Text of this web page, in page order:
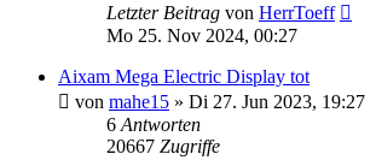
Letzter Beitrag von HerrToeff
Mo 25. Nov 2024, 00:27
Aixam Mega Electric Display tot
von mahe15 » Di 27. Jun 2023, 19:27
6Antworten
20667 Zugriffe